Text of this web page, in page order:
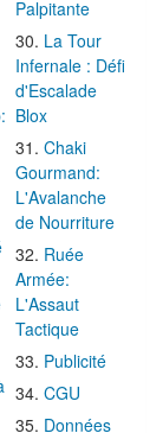
La Tour
Infernale : Défi
d'Escalade
Blox
Chaki
Gourmand:
L'Avalanche
de Nourriture
Ruée
Armée:
L'Assaut
Tactique
Publicité
CGU
Données
personnelles